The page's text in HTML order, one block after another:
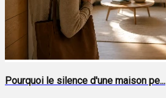
Pourquoi le silence d'une maison pe...